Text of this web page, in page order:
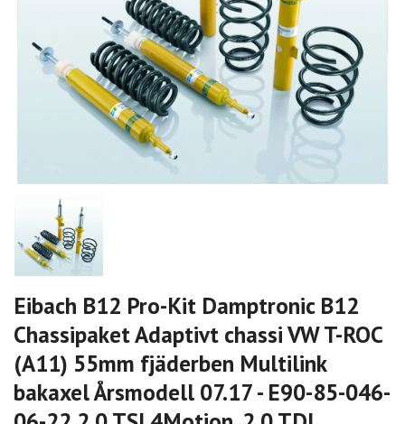
Eibach B12 Pro-Kit Damptronic B12
Chassipaket Adaptivt chassi VW T-ROC
(A11) 55mm fjäderben Multilink
bakaxel Årsmodell 07.17 - E90-85-046-